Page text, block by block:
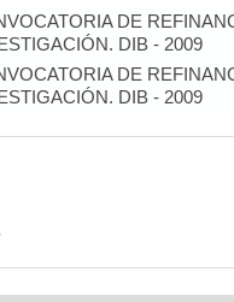
DE
DIB - 2009
DE
DIB - 2009